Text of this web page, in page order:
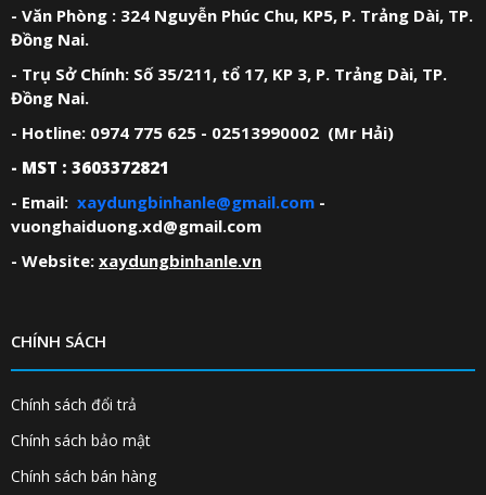
- Văn Phòng : 324 Nguyễn Phúc Chu, KP5, P. Trảng Dài, TP.
Đồng Nai.
- Trụ Sở Chính: Số 35/211, tổ 17, KP 3, P. Trảng Dài, TP.
Đồng Nai.
- Hotline: 0974 775 625 - 02513990002 (Mr Hải)
- MST : 3603372821
- Email: xaydungbinhanle@gmail.com -
vuonghaiduong.xd@gmail.com
- Website: xaydungbinhanle.vn
CHÍNH SÁCH
Chính sách đổi trả
Chính sách bảo mật
Chính sách bán hàng